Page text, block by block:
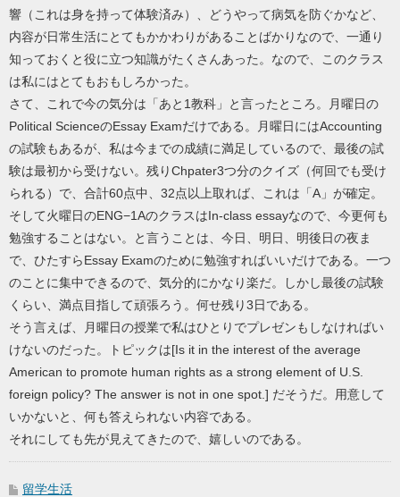
響（これは身を持って体験済み）、どうやって病気を防ぐかなど、
内容が日常生活にとてもかかわりがあることばかりなので、一通り
知っておくと役に立つ知識がたくさんあった。なので、このクラス
は私にはとてもおもしろかった。
さて、これで今の気分は「あと1教科」と言ったところ。月曜日の
Political ScienceのEssay Examだけである。月曜日にはAccounting
の試験もあるが、私は今までの成績に満足しているので、最後の試
験は最初から受けない。残りChpater3つ分のクイズ（何回でも受け
られる）で、合計60点中、32点以上取れば、これは「A」が確定。
そして火曜日のENG−1AのクラスはIn-class essayなので、今更何も
勉強することはない。と言うことは、今日、明日、明後日の夜ま
で、ひたすらEssay Examのために勉強すればいいだけである。一つ
のことに集中できるので、気分的にかなり楽だ。しかし最後の試験
くらい、満点目指して頑張ろう。何せ残り3日である。
そう言えば、月曜日の授業で私はひとりでプレゼンもしなければい
けないのだった。トピックは[Is it in the interest of the average
American to promote human rights as a strong element of U.S.
foreign policy? The answer is not in one spot.] だそうだ。用意して
いかないと、何も答えられない内容である。
それにしても先が見えてきたので、嬉しいのである。
留学生活